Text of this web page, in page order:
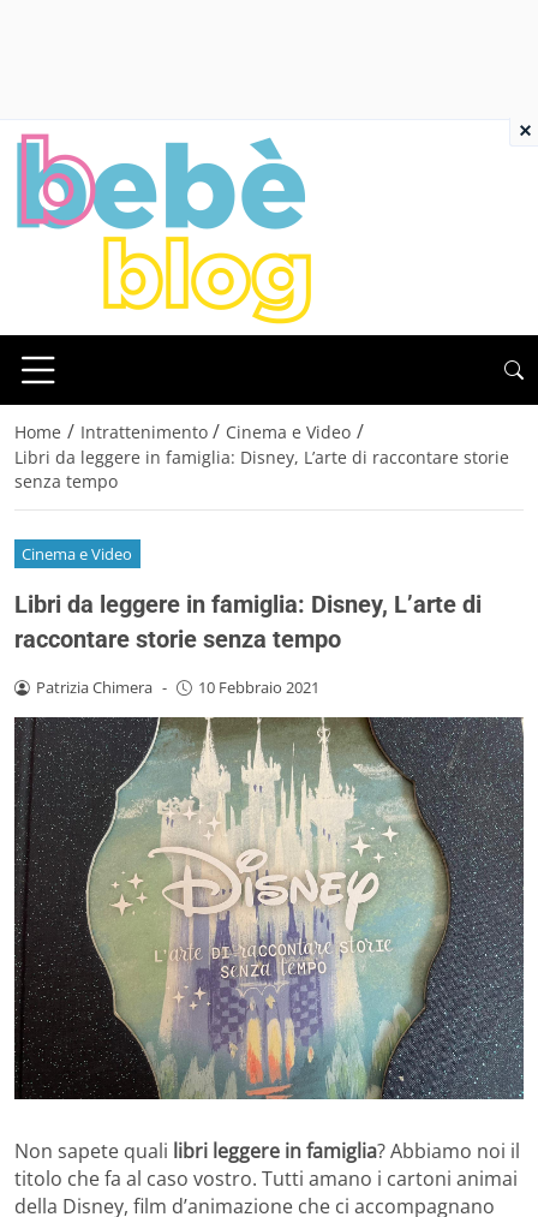
Home / Intrattenimento / Cinema e Video /
Libri da leggere in famiglia: Disney, L’arte di raccontare storie
senza tempo
Cinema e Video
Libri da leggere in famiglia: Disney, L’arte di
raccontare storie senza tempo
Patrizia Chimera - 10 Febbraio 2021
Non sapete quali libri leggere in famiglia? Abbiamo noi il
titolo che fa al caso vostro. Tutti amano i cartoni animai
della Disney, film d’animazione che ci accompagnano
×